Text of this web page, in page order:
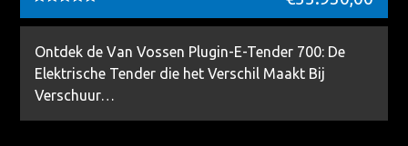
5.00
Ontdek de Van Vossen Plugin-E-Tender 700: De
Elektrische Tender die het Verschil Maakt Bij
Verschuur…